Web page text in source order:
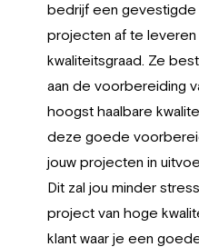
bedrijf een
projecten af te
kwaliteitsgraad. Ze
aan de voorbereiding
hoogst haalbare
deze goede
jouw projecten in
Dit zal jou minder
project van hoge
klant waar je een